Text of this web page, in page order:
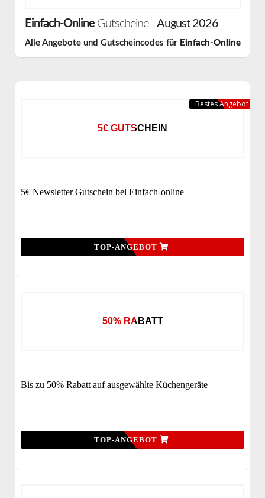
Einfach-OnlineGutscheine - August 2026
Alle Angebote und Gutscheincodes für Einfach-Online
5€ GUTSCHEIN
5€ Newsletter Gutschein bei Einfach-online
TOP-ANGEBOT
Bestes Angebot
50% RABATT
Bis zu 50% Rabatt auf ausgewählte Küchengeräte
TOP-ANGEBOT